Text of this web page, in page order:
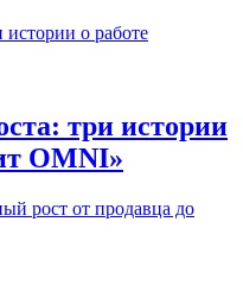
три истории
OMNI»